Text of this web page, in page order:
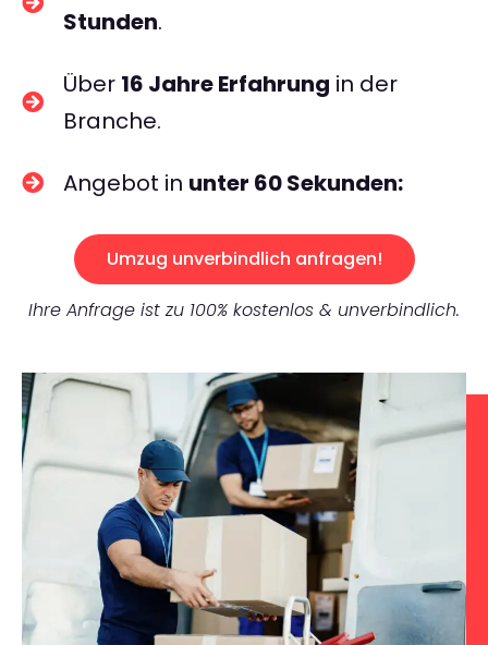
Stunden.
Über 16 Jahre Erfahrung in der
Branche.
Angebot in unter 60 Sekunden:
Umzug unverbindlich anfragen!
Ihre Anfrage ist zu 100% kostenlos & unverbindlich.